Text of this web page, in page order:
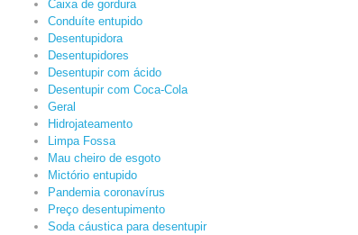
Caixa de gordura
Conduíte entupido
Desentupidora
Desentupidores
Desentupir com ácido
Desentupir com Coca-Cola
Geral
Hidrojateamento
Limpa Fossa
Mau cheiro de esgoto
Mictório entupido
Pandemia coronavírus
Preço desentupimento
Soda cáustica para desentupir